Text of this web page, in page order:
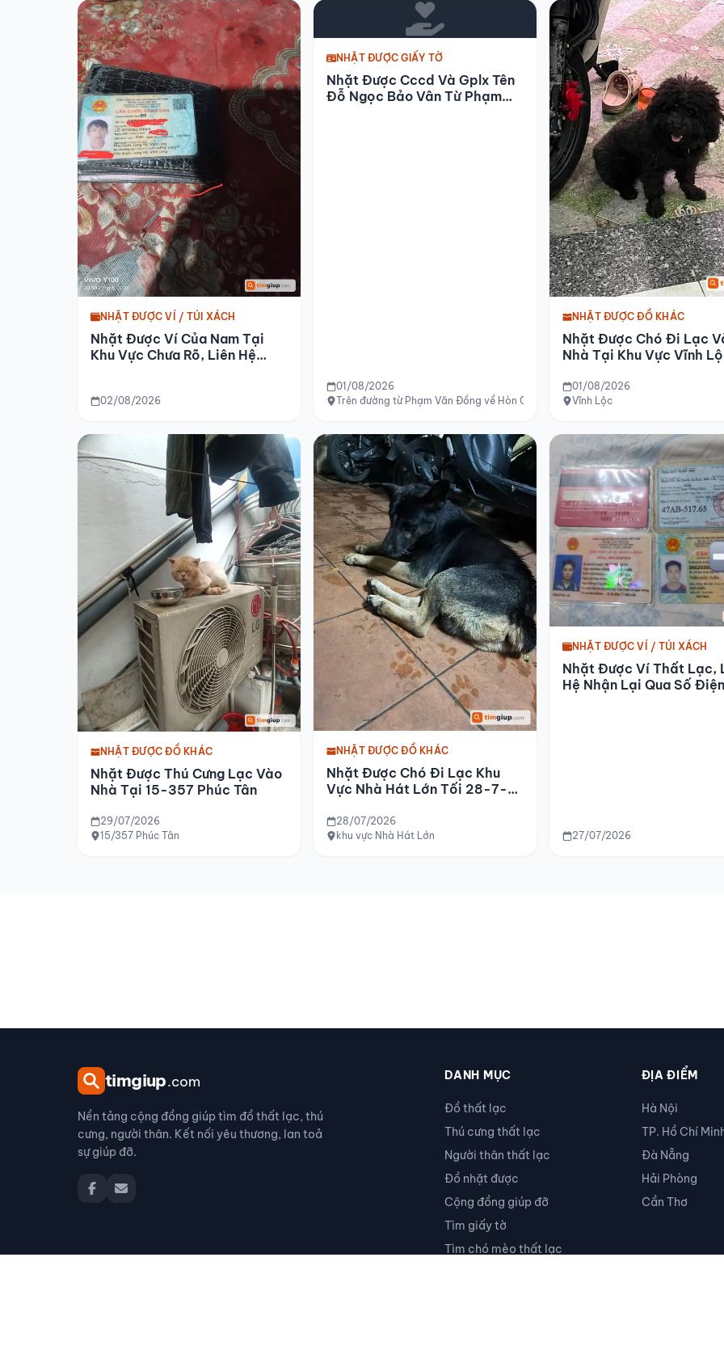
NHẶT ĐƯỢC VÍ / TÚI XÁCH
Nhặt Được Ví Của Nam Tại
Khu Vực Chưa Rõ, Liên Hệ
02/08/2026
NHẶT ĐƯỢC GIẤY TỜ
Nhặt Được Cccd Và Gplx Tên
Đỗ Ngọc Bảo Vân Từ Phạm
01/08/2026
Trên đường từ Phạm Văn Đồng về Hòn Chồng
NHẶT ĐƯỢC ĐỒ KHÁC
Nhặt Được Chó Đi Lạc
Nhà Tại Khu Vực Vĩnh
01/08/2026
Vĩnh Lộc
NHẶT ĐƯỢC ĐỒ KHÁC
Nhặt Được Thú Cưng Lạc Vào
Nhà Tại 15-357 Phúc Tân
29/07/2026
15/357 Phúc Tân
NHẶT ĐƯỢC ĐỒ KHÁC
Nhặt Được Chó Đi Lạc Khu
Vực Nhà Hát Lớn Tối 28-7-
28/07/2026
khu vực Nhà Hát Lớn
NHẶT ĐƯỢC VÍ / TÚI XÁCH
Nhặt Được Ví Thất Lạc,
Hệ Nhận Lại Qua Số Điện
27/07/2026
timgiup.com
Nền tảng cộng đồng giúp tìm đồ thất lạc, thú
cưng, người thân. Kết nối yêu thương, lan toả
sự giúp đỡ.
DANH MỤC
Đồ thất lạc
Thú cưng thất lạc
Người thân thất lạc
Đồ nhặt được
Cộng đồng giúp đỡ
Tìm giấy tờ
Tìm chó mèo thất lạc
ĐỊA ĐIỂM
Hà Nội
TP. Hồ Chí
Đà Nẵng
Hải Phòng
Cần Thơ